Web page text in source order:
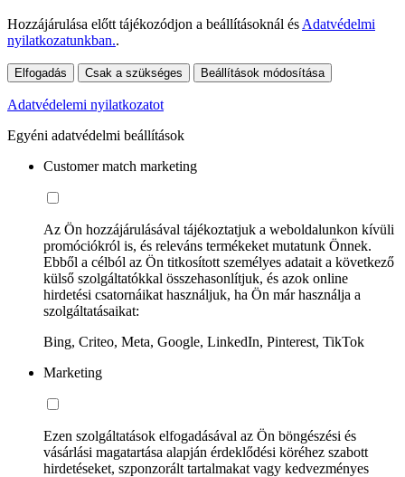
Hozzájárulása előtt tájékozódjon a beállításoknál és Adatvédelmi
nyilatkozatunkban..
Elfogadás Csak a szükséges Beállítások módosítása
Adatvédelemi nyilatkozatot
Egyéni adatvédelmi beállítások
Customer match marketing
Az Ön hozzájárulásával tájékoztatjuk a weboldalunkon kívüli
promóciókról is, és releváns termékeket mutatunk Önnek.
Ebből a célból az Ön titkosított személyes adatait a következő
külső szolgáltatókkal összehasonlítjuk, és azok online
hirdetési csatornáikat használjuk, ha Ön már használja a
szolgáltatásaikat:
Bing, Criteo, Meta, Google, LinkedIn, Pinterest, TikTok
Marketing
Ezen szolgáltatások elfogadásával az Ön böngészési és
vásárlási magatartása alapján érdeklődési köréhez szabott
hirdetéseket, szponzorált tartalmakat vagy kedvezményes